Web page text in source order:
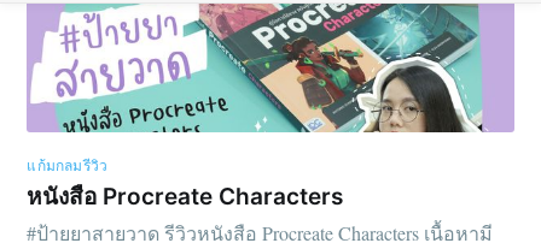
แก้มกลมรีวิว
หนังสือ Procreate Characters
#ป้ายยาสายวาด รีวิวหนังสือ Procreate Characters เนื้อหามี